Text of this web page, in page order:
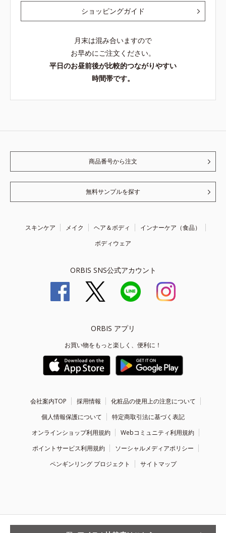
ショッピングガイド
月末は混み合いますので
お早めにご注文ください。
平日のお昼前後が比較的つながりやすい
時間帯です。
商品番号から注文
無料サンプルを探す
スキンケア メイク ヘア＆ボディ
インナーケア（食品）
ボディウェア
ORBIS SNS公式アカウント
ORBIS アプリ
お買い物をもっと楽しく、便利に！
会社案内TOP 採用情報
化粧品の使用上の注意について
個人情報保護について
特定商取引法に基づく表記
オンラインショップ利用規約
Webコミュニティ利用規約
ポイントサービス利用規約
ソーシャルメディアポリシー
ペンギンリング プロジェクト
サイトマップ